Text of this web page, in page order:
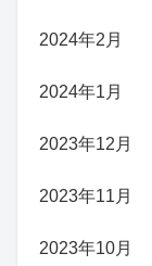
2024年2月
2024年1月
2023年12月
2023年11月
2023年10月